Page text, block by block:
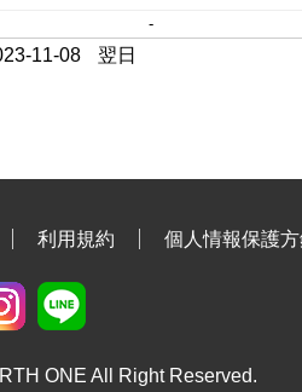
-
11-08 翌日
利用規約 個人情報保護
ONE All Right Reserved.